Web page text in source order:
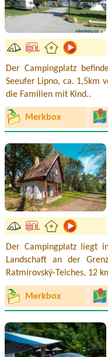
Der Campingplatz
Seeufer Lipno, ca. 1,5km
die Familien mit Kind..
Merkbox
Der Campingplatz liegt
Landschaft an der
Ratmírovský-Teiches, 12
Merkbox